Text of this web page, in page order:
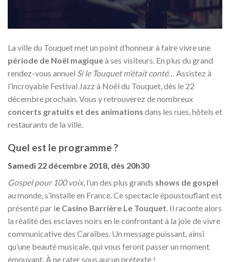
La ville du Touquet met un point d’honneur à faire vivre une
période de Noël magiqueà ses visiteurs. En plus du grand
rendez-vous annuel Si le Touquet m’était conté… Assistez à
l’incroyable Festival Jazz à Noël du Touquet, dès le 22
décembre prochain. Vous y retrouverez de nombreux
concerts gratuits et des animations dans les rues, hôtels et
restaurants de la ville.
Quel est le programme ?
Samedi 22 décembre 2018, dès 20h30
Gospel pour 100 voix, l’un des plus grands shows de gospel
au monde, s’installe en France. Ce spectacle époustouflant est
présenté par le Casino Barrière Le Touquet . Il raconte alors
la réalité des esclaves noirs en le confrontant à la joie de vivre
communicative des Caraïbes. Un message puissant, ainsi
qu’une beauté musicale, qui vous feront passer un moment
émouvant. À ne rater sous aucun prétexte !